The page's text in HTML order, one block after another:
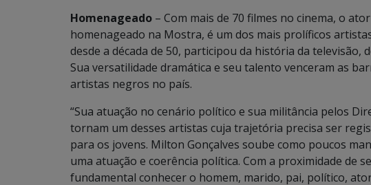
Homenageado – Com mais de 70 filmes no cinema, o
homenageado na Mostra, é um dos mais prolíficos
desde a década de 50, participou da história da televisão,
Sua versatilidade dramática e seu talento venceram as
artistas negros no país.
“Sua atuação no cenário político e sua militância pelos
tornam um desses artistas cuja trajetória precisa ser
para os jovens. Milton Gonçalves soube como poucos
uma atuação e coerência política. Com a proximidade de
fundamental conhecer o homem, marido, pai, político,